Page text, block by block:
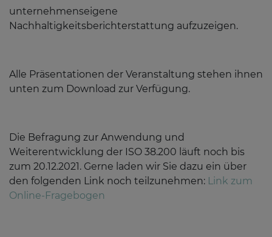
unternehmenseigene
Nachhaltigkeitsberichterstattung aufzuzeigen.
Alle Präsentationen der Veranstaltung stehen ihnen
unten zum Download zur Verfügung.
Die Befragung zur Anwendung und
Weiterentwicklung der ISO 38.200 läuft noch bis
zum 20.12.2021. Gerne laden wir Sie dazu ein über
den folgenden Link noch teilzunehmen: Link zum
Online-Fragebogen